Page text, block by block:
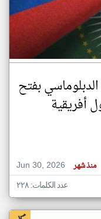
بفتح
Jun 30, 2026
منذ شهر
عدد الكلمات: ٢٢٨